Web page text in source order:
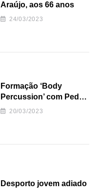
Araújo, aos 66 anos
24/03/2023
Formação ‘Body
Percussion’ com Pedro
Almeida
20/03/2023
Desporto jovem adiado